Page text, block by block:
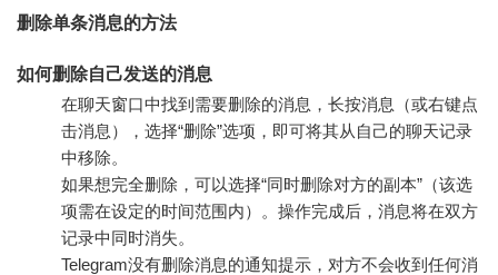
删除单条消息的方法
如何删除自己发送的消息
在聊天窗口中找到需要删除的消息，长按消息（或右键点
击消息），选择“删除”选项，即可将其从自己的聊天记录
中移除。
如果想完全删除，可以选择“同时删除对方的副本”（该选
项需在设定的时间范围内）。操作完成后，消息将在双方
记录中同时消失。
Telegram没有删除消息的通知提示，对方不会收到任何消